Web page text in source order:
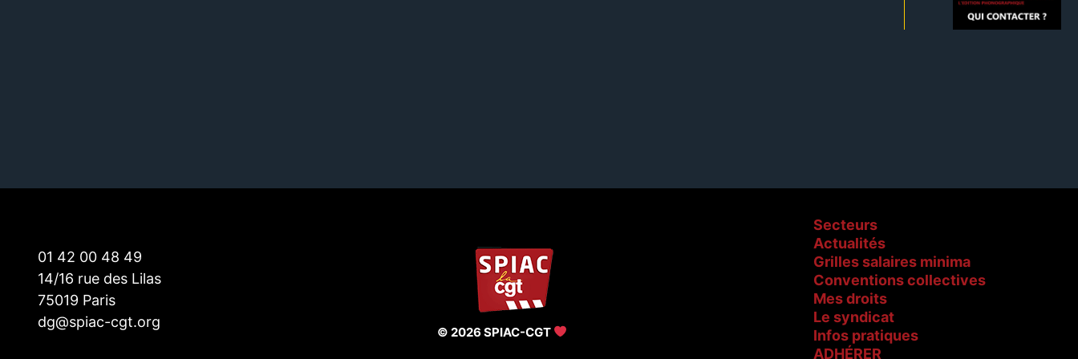
01 42 00 48 49
14/16 rue des Lilas
75019 Paris
dg@spiac-cgt.org
© 2026 SPIAC-CGT
Secteurs
Actualités
Grilles salaires minima
Conventions collectives
Mes droits
Le syndicat
Infos pratiques
ADHÉRER